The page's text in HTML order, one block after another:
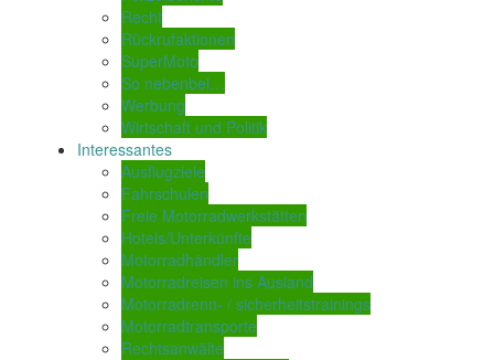
Recht
Rückrufaktionen
SuperMoto
So nebenbei…
Werbung
Wirtschaft und Politik
Interessantes
Ausflugziele
Fahrschulen
Freie Motorradwerkstätten
Hotels/Unterkünfte
Motorradhändler
Motorradreisen ins Ausland
Motorradrenn- / sicherheitstrainings
Motorradtransporte
Rechtsanwälte